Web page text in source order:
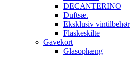
DECANTERINO
Duftsæt
Eksklusiv vintilbehør
Flaskeskilte
Gavekort
Glasophæng